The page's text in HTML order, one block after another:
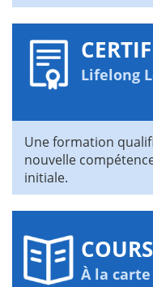
Lifelong
Une formation
nouvelle
initiale.
À la carte